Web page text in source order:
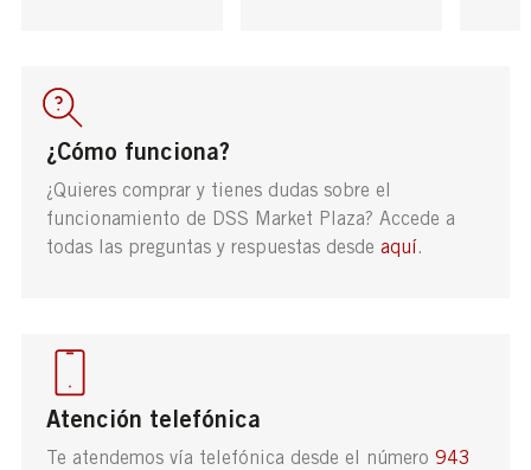
¿Cómo funciona?
¿Quieres comprar y tienes dudas sobre el
funcionamiento de DSS Market Plaza? Accede a
todas las preguntas y respuestas desde aquí .
Atención telefónica
Te atendemos vía telefónica desde el número 943